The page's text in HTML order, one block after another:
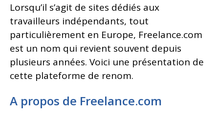
Lorsqu’il s’agit de sites dédiés aux
travailleurs indépendants, tout
particulièrement en Europe, Freelance.com
est un nom qui revient souvent depuis
plusieurs années. Voici une présentation de
cette plateforme de renom.
A propos de Freelance.com